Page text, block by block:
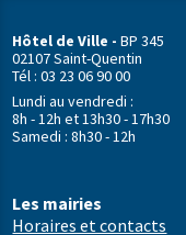
Hôtel de Ville - BP 345
02107 Saint-Quentin
Tél : 03 23 06 90 00
Lundi au vendredi :
8h - 12h et 13h30 - 17h30
Samedi : 8h30 - 12h
Les mairies
Horaires et contacts